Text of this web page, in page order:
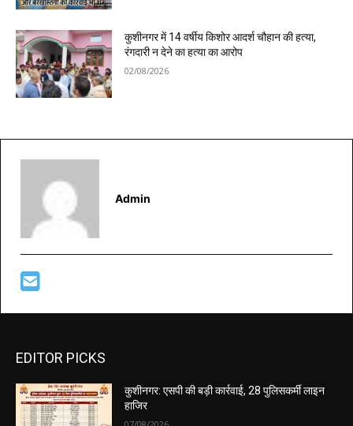
कुशीनगर में 14 वर्षीय किशोर आदर्श चौहान की हत्या,
रंगदारी न देने का हत्या का आरोप
02/08/2026
Admin
EDITOR PICKS
कुशीनगर: एसपी की बड़ी कार्रवाई, 28 पुलिसकर्मी लाइन
हाजिर